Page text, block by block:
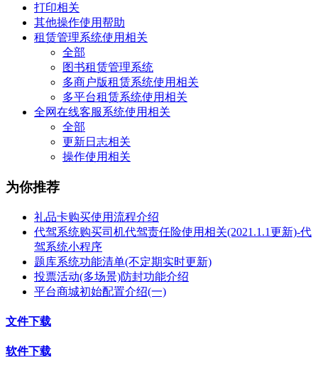
打印相关
其他操作使用帮助
租赁管理系统使用相关
全部
图书租赁管理系统
多商户版租赁系统使用相关
多平台租赁系统使用相关
全网在线客服系统使用相关
全部
更新日志相关
操作使用相关
为你推荐
礼品卡购买使用流程介绍
代驾系统购买司机代驾责任险使用相关(2021.1.1更新)-代
驾系统小程序
题库系统功能清单(不定期实时更新)
投票活动(多场景)防封功能介绍
平台商城初始配置介绍(一)
文件下载
软件下载